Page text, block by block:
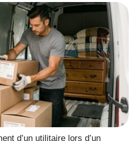
d’un utilitaire lors d’un